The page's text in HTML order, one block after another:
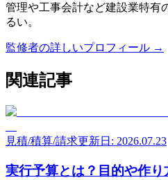
管理や工事会計など建設業特有
るい。
監修者の詳しいプロフィール →
関連記事
見積/積算/請求更新日: 2026.07.23
実行予算とは？目的や作